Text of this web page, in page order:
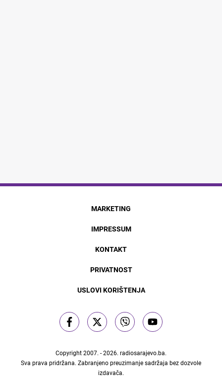
MARKETING
IMPRESSUM
KONTAKT
PRIVATNOST
USLOVI KORIŠTENJA
Copyright 2007. - 2026. radiosarajevo.ba.
Sva prava pridržana. Zabranjeno preuzimanje sadržaja bez dozvole
izdavača.